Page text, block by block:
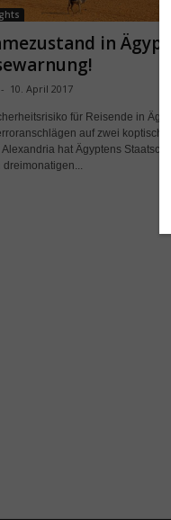
in
- 10. April 2017
für Reisende in
auf zwei
hat Ägyptens